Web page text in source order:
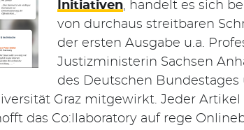
Initiativen , handelt es sich
von durchaus streitbaren
der ersten Ausgabe u.a.
Justizministerin Sachsen
des Deutschen
Graz mitgewirkt. Jeder
das Co:llaboratory auf rege